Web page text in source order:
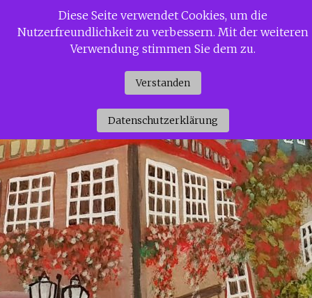
InhaltSiggi Gerdaus Welt
Diese Seite verwendet Cookies, um die
Nutzerfreundlichkeit zu verbessern. Mit der weiteren
Verwendung stimmen Sie dem zu.
Verstanden
Datenschutzerklärung